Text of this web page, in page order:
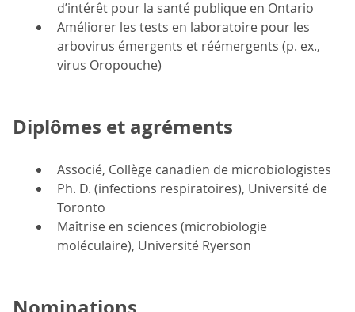
d’intérêt pour la santé publique en Ontario
Améliorer les tests en laboratoire pour les
arbovirus émergents et réémergents (p. ex.,
virus Oropouche)
Diplômes et agréments
Associé, Collège canadien de microbiologistes
Ph. D. (infections respiratoires), Université de
Toronto
Maîtrise en sciences (microbiologie
moléculaire), Université Ryerson